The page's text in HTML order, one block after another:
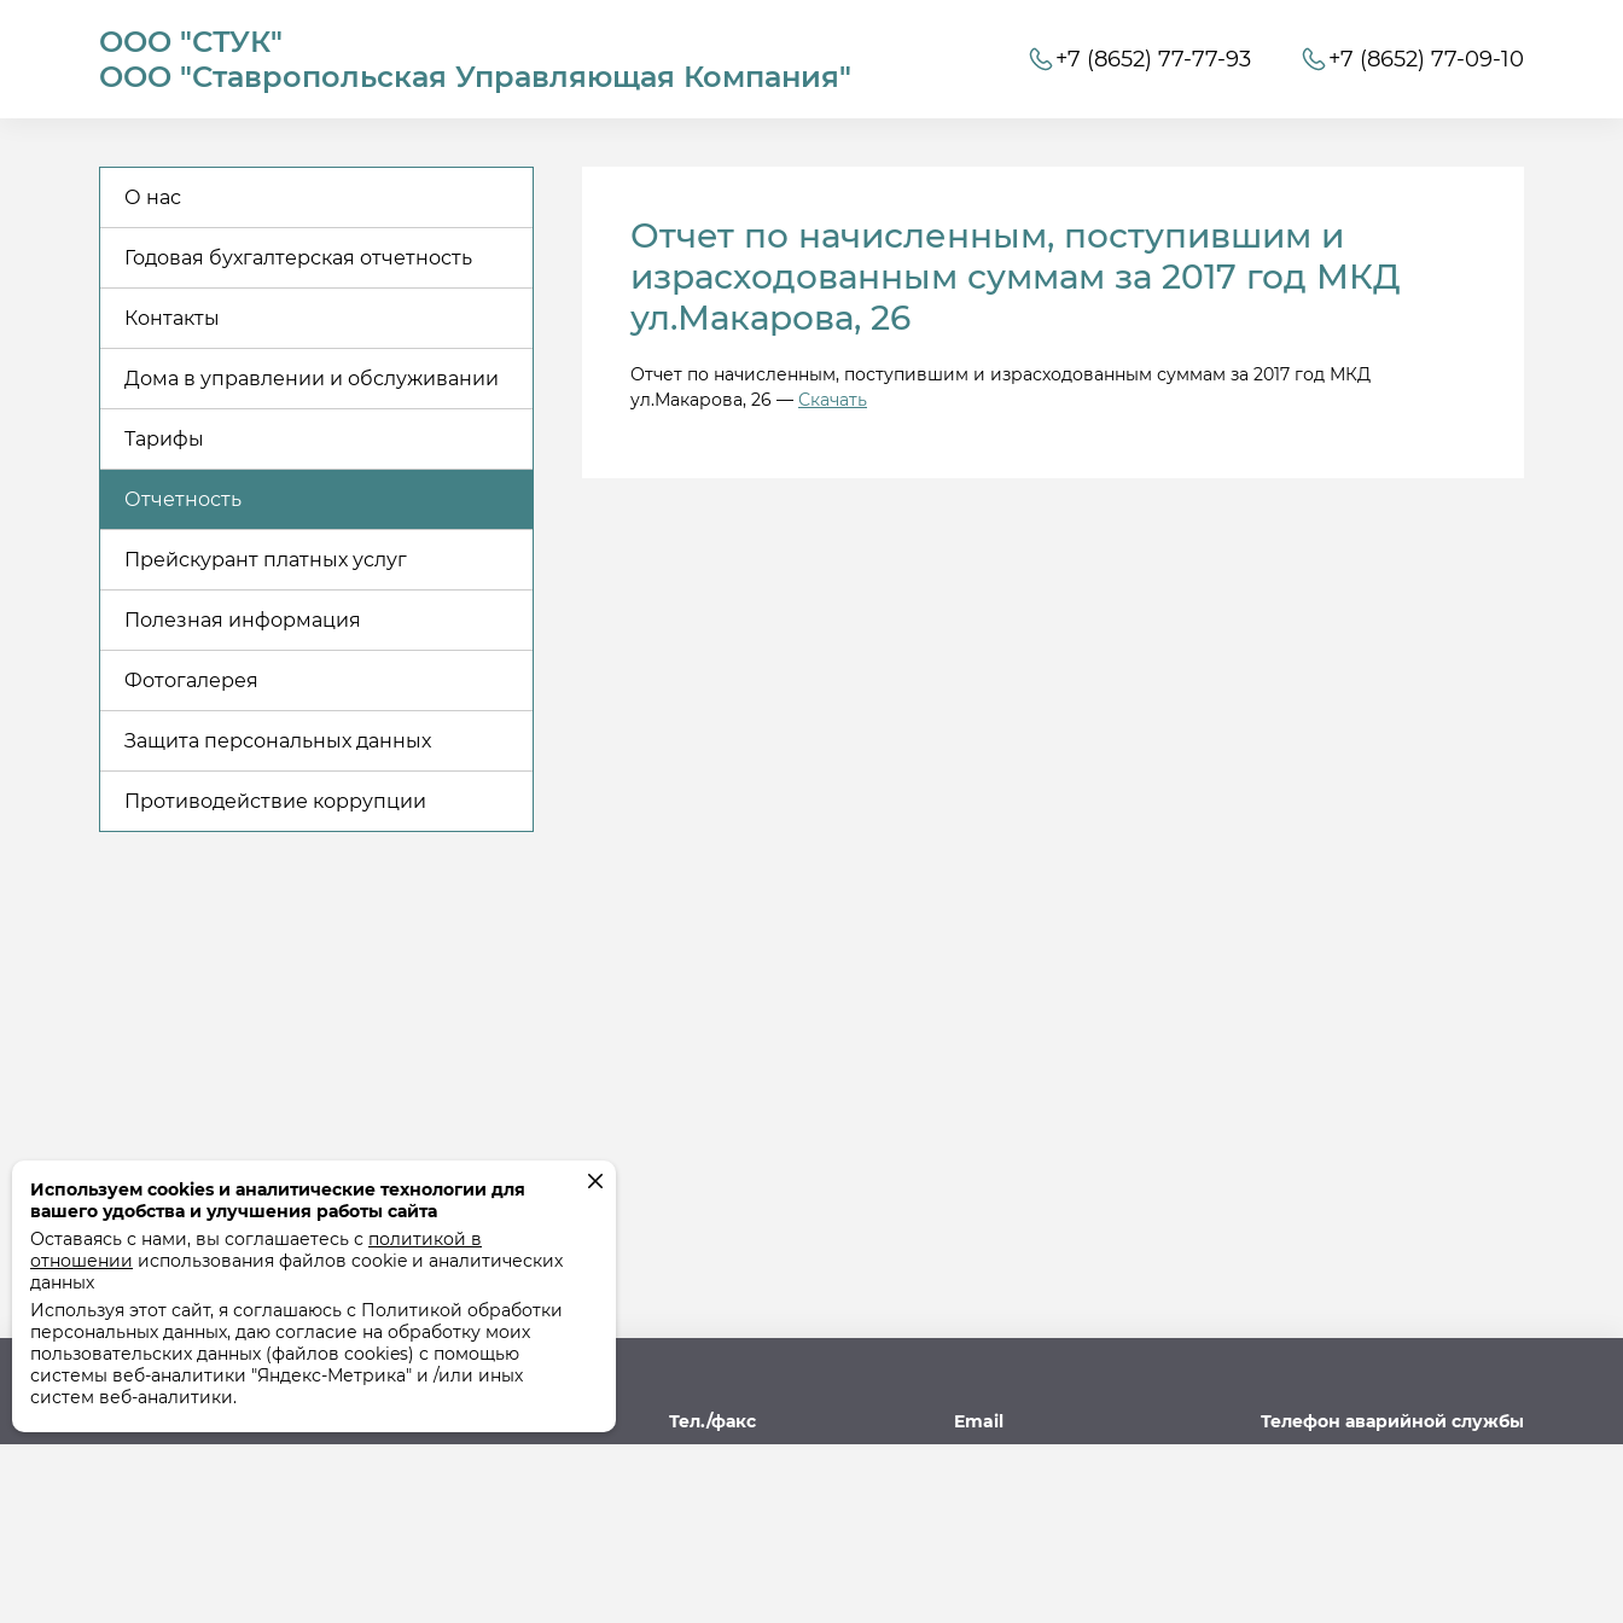
ООО "СТУК"
ООО "Ставропольская Управляющая Компания"
+7 (8652) 77-77-93 +7 (8652) 77-09-10
О нас
Годовая бухгалтерская отчетность
Контакты
Дома в управлении и обслуживании
Тарифы
Отчетность
Прейскурант платных услуг
Полезная информация
Фотогалерея
Защита персональных данных
Противодействие коррупции
Отчет по начисленным, поступившим и
израсходованным суммам за 2017 год МКД
ул.Макарова, 26
Отчет по начисленным, поступившим и израсходованным суммам за 2017 год МКД
ул.Макарова, 26 — Скачать
Тел./факс
Email
Телефон аварийной службы
Используем cookies и аналитические технологии для
вашего удобства и улучшения работы сайта
Оставаясь с нами, вы соглашаетесь с политикой в
отношении использования файлов cookie и аналитических
данных
Используя этот сайт, я соглашаюсь с Политикой обработки
персональных данных, даю согласие на обработку моих
пользовательских данных (файлов cookies) с помощью
системы веб-аналитики "Яндекс-Метрика" и /или иных
систем веб-аналитики.